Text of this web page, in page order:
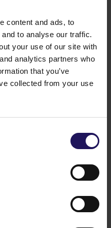
content and ads, to
to analyse our traffic.
your use of our site with
analytics partners who
that you’ve
collected from your use
ale należą również
MSCI. W styczniu
w skład indeksu
z sektora